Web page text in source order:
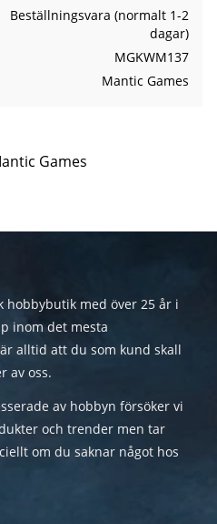
Beställningsvara (normalt 1-2
dagar)
MGKWM137
Mantic Games
Games
hobbybutik med över 25 år i
inom det mesta
alltid att du som kund skall
av oss.
av hobbyn försöker vi
och trender men tar
om du saknar något hos